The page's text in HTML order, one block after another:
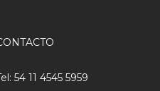
54 11 4545 5959